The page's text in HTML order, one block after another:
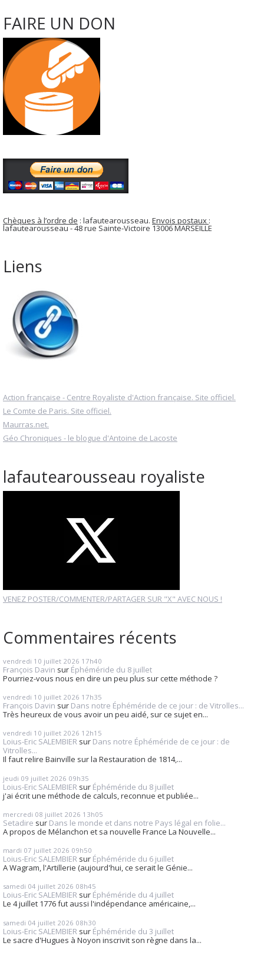
FAIRE UN DON
Chèques à l’ordre de : lafautearousseau. Envois postaux :
lafautearousseau - 48 rue Sainte-Victoire 13006 MARSEILLE
Liens
Action française - Centre Royaliste d'Action française. Site officiel.
Le Comte de Paris. Site officiel.
Maurras.net.
Géo Chroniques - le blogue d'Antoine de Lacoste
lafautearousseau royaliste
VENEZ POSTER/COMMENTER/PARTAGER SUR "X" AVEC NOUS !
Commentaires récents
vendredi 10 juillet 2026 17h40
François Davin sur Éphéméride du 8 juillet
Pourriez-vous nous en dire un peu plus sur cette méthode ?
vendredi 10 juillet 2026 17h35
François Davin sur Dans notre Éphéméride de ce jour : de Vitrolles...
Très heureux de vous avoir un peu aidé, sur ce sujet en...
vendredi 10 juillet 2026 12h15
Loius-Eric SALEMBIER sur Dans notre Éphéméride de ce jour : de
Vitrolles...
Il faut relire Bainville sur la Restauration de 1814,...
jeudi 09 juillet 2026 09h35
Loius-Eric SALEMBIER sur Éphéméride du 8 juillet
j'ai écrit une méthode de calculs, reconnue et publiée...
mercredi 08 juillet 2026 13h05
Setadire sur Dans le monde et dans notre Pays légal en folie...
A propos de Mélanchon et sa nouvelle France La Nouvelle...
mardi 07 juillet 2026 09h50
Loius-Eric SALEMBIER sur Éphéméride du 6 juillet
A Wagram, l'Artillerie (aujourd'hui, ce serait le Génie...
samedi 04 juillet 2026 08h45
Loius-Eric SALEMBIER sur Éphéméride du 4 juillet
Le 4 juillet 1776 fut aussi l'indépendance américaine,...
samedi 04 juillet 2026 08h30
Loius-Eric SALEMBIER sur Éphéméride du 3 juillet
Le sacre d'Hugues à Noyon inscrivit son règne dans la...